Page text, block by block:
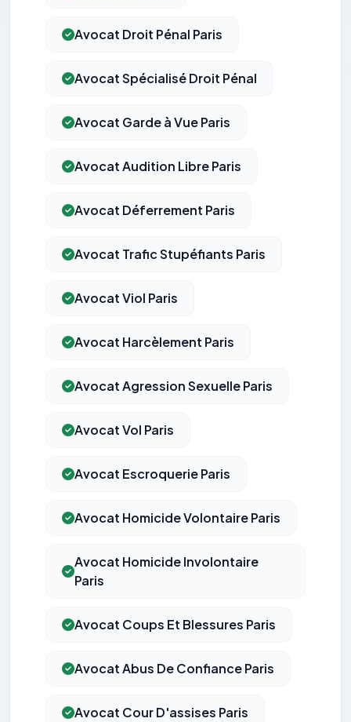
Avocat Droit Pénal Paris
Avocat Spécialisé Droit Pénal
Avocat Garde à Vue Paris
Avocat Audition Libre Paris
Avocat Déferrement Paris
Avocat Trafic Stupéfiants Paris
Avocat Viol Paris
Avocat Harcèlement Paris
Avocat Agression Sexuelle Paris
Avocat Vol Paris
Avocat Escroquerie Paris
Avocat Homicide Volontaire Paris
Avocat Homicide Involontaire
Paris
Avocat Coups Et Blessures Paris
Avocat Abus De Confiance Paris
Avocat Cour D'assises Paris